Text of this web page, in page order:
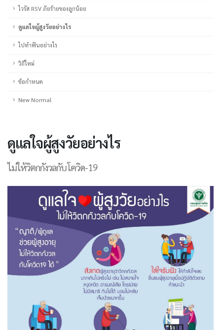
ไวรัส RSV ภัยร้ายของลูกน้อย
ดูแลใจผู้สูงวัยอย่างไร
ไปทำฟันอย่างไร
วิถีใหม่
ข้อกำหนด
New Normal
ดูแลใจผู้สูงวัยอย่างไร
ไม่ให้วิตกกังวลกับโควิด-19